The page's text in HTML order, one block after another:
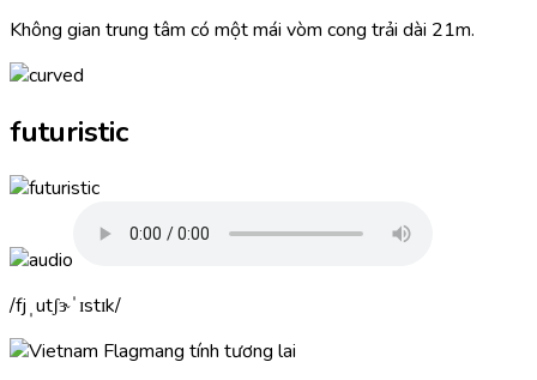
Không gian trung tâm có một mái vòm cong trải dài 21m.
futuristic
fjˌutʃɝˈɪstɪk
mang tính tương lai